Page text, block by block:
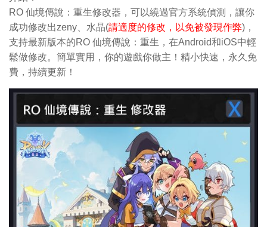
RO 仙境傳說：重生修改器，可以繞過官方系統偵測，讓你
成功修改出zeny、水晶(請適度的修改，以免被發現作弊)，
支持最新版本的RO 仙境傳說：重生，在Android和iOS中輕
鬆做修改。簡單實用，你的遊戲你做主！精小快速，永久免
費，持續更新！